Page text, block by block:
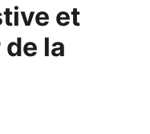
et
la